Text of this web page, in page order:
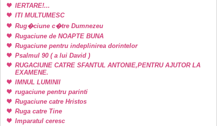
IERTARE!...
ITI MULTUMESC
Rug�ciune c�tre Dumnezeu
Rugaciune de NOAPTE BUNA
Rugaciune pentru indeplinirea dorintelor
Psalmul 90 ( a lui David )
RUGACIUNE CATRE SFANTUL ANTONIE,PENTRU AJUTOR LA
EXAMENE.
IMNUL LUMINII
rugaciune pentru parinti
Rugaciune catre Hristos
Ruga catre Tine
Imparatul ceresc